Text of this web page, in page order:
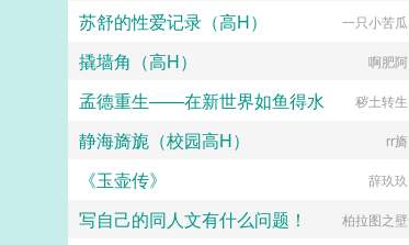
苏舒的性爱记录（高H） 一只小苦瓜
撬墙角（高H） 啊肥阿
孟德重生——在新世界如鱼得水 秽土转生
静海旖旎（校园高H） rr旖
《玉壶传》 辞玖玖
写自己的同人文有什么问题！ 柏拉图之壁